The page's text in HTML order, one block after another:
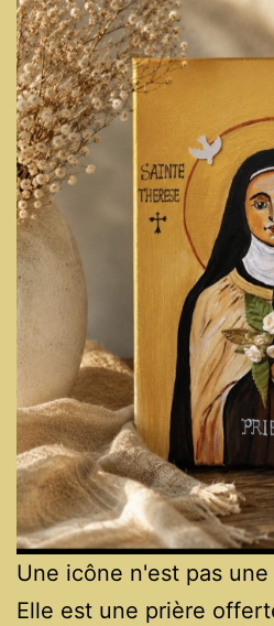
Une icône n'est pas
Elle est une prière